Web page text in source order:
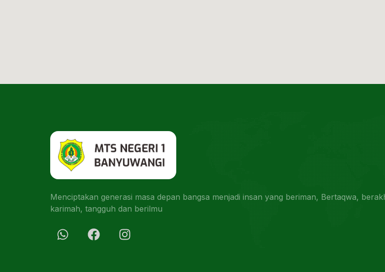
Menciptakan generasi masa depan bangsa menjadi insan yang beriman, Bertaqwa,
karimah, tangguh dan berilmu